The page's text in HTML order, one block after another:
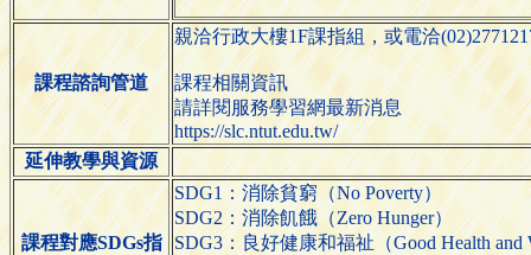
課程諮詢管道
親洽行政大樓1F課指組，或電洽
課程相關資訊
請詳閱服務學習網最新消息
https://slc.ntut.edu.tw/
延伸教學與資源
課程對應SDGs指
SDG1：消除貧窮（No Poverty）
SDG2：消除飢餓（Zero Hunger）
SDG3：良好健康和福祉（Good Health and